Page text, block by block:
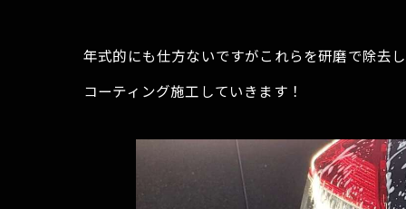
年式的にも仕方ないですがこれらを研磨で除去し
コーティング施工していきます！